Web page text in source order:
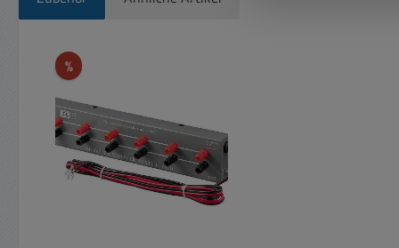
Produktgalerie überspringen
%Rabatt